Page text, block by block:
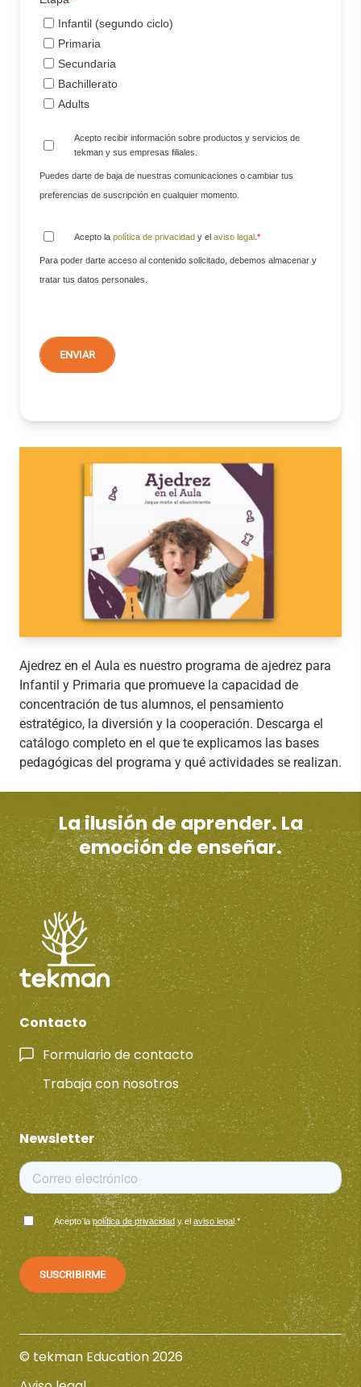
Ajedrez en el Aula es nuestro programa de ajedrez para
Infantil y Primaria que promueve la capacidad de
concentración de tus alumnos, el pensamiento
estratégico, la diversión y la cooperación. Descarga el
catálogo completo en el que te explicamos las bases
pedagógicas del programa y qué actividades se realizan.
Infantil (segundo ciclo)
Primaria
Secundaria
Bachillerato
Adults
Acepto recibir información sobre productos y servicios de
tekman y sus empresas filiales.
Puedes darte de baja de nuestras comunicaciones o cambiar tus
preferencias de suscripción en cualquier momento.
Acepto la política de privacidad y el aviso legal *
Para poder darte acceso al contenido solicitado, debemos almacenar y
tratar tus datos personales.
La ilusión de aprender. La
emoción de enseñar.
Contacto
Formulario de contacto
Trabaja con nosotros
Newsletter
Acepto lapolítica de privacidady el aviso legal.*
© tekman Education 2026